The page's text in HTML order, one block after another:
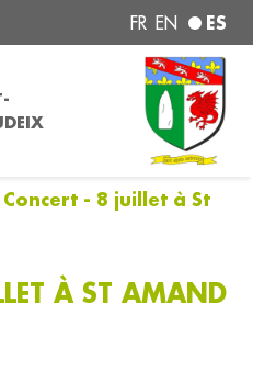
FR EN ES
- 8 juillet à St
À ST AMAND